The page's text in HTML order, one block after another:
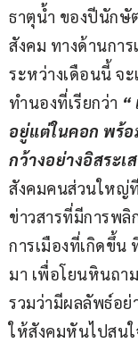
ธาตุน้ำ ของปีนักษั
สังคม ทางด้านกา
ระหว่างเดือนนี้ จ
ทำนองที่เรียกว่า “
อยู่แต่ในคอก พร้อ
กว้างอย่างอิสระเ
สังคมคนส่วนใหญ่
ข่าวสารที่มีการพ
การเมืองที่เกิดขึ้น
มา เพื่อโยนหินถา
รวมว่ามีผลลัพธ์อย่
ให้สังคมหันไปสน